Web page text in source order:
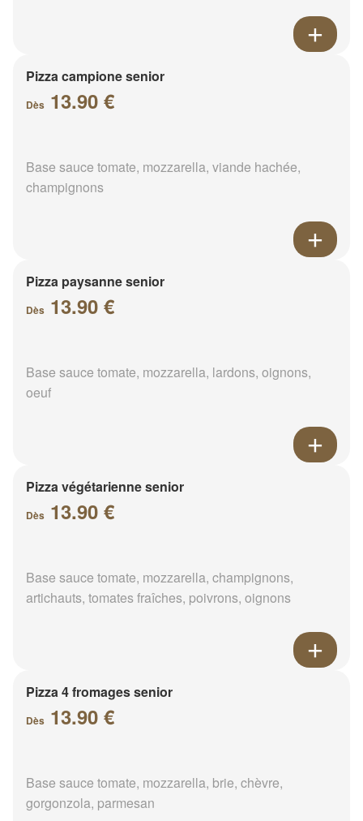
Pizza campione senior
Dès 13.90 €
Base sauce tomate, mozzarella, viande hachée,
champignons
Pizza paysanne senior
Dès 13.90 €
Base sauce tomate, mozzarella, lardons, oignons,
oeuf
Pizza végétarienne senior
Dès 13.90 €
Base sauce tomate, mozzarella, champignons,
artichauts, tomates fraîches, poivrons, oignons
Pizza 4 fromages senior
Dès 13.90 €
Base sauce tomate, mozzarella, brie, chèvre,
gorgonzola, parmesan